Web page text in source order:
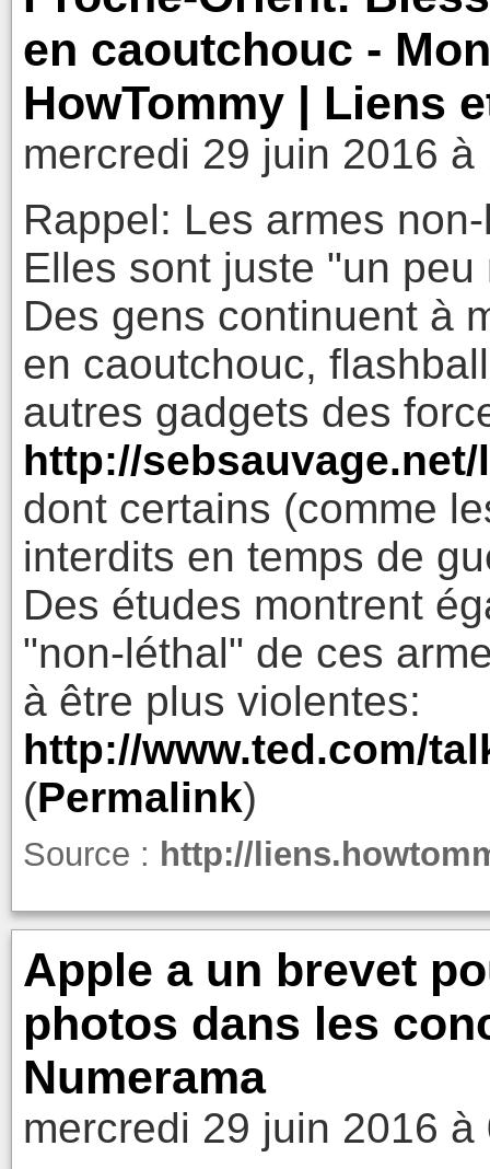
en caoutchouc -
HowTommy | Liens
mercredi 29 juin 2016 à
Rappel: Les armes
Elles sont juste "un
Des gens continuent à
en caoutchouc,
autres gadgets des
http://
dont certains (comme
interdits en temps de
Des études montrent
"non-léthal" de ces
à être plus violentes:
http://www.ted.com/
(Permalink)
Source : http://
Apple a un brevet
photos dans les
Numerama
mercredi 29 juin 2016 à